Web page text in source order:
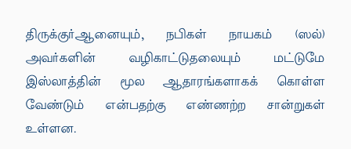
திருக்குர்ஆனையும், நபிகள் நாயகம் (ஸல்)
அவர்களின் வழிகாட்டுதலையும் மட்டுமே
இஸ்லாத்தின் மூல ஆதாரங்களாகக் கொள்ள
வேண்டும் என்பதற்கு எண்ணற்ற சான்றுகள்
உள்ளன.